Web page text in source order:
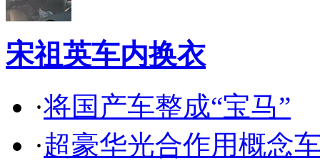
宋祖英车内换衣
·将国产车整成“宝马”
·超豪华光合作用概念